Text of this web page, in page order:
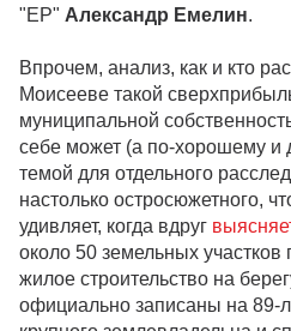
"ЕР" Александр Емелин.
Впрочем, анализ, как и кто
Моисееве такой
муниципальной
себе может (а по-хорошему и
темой для отдельного
настолько остросюжетного,
удивляет, когда вдруг
около 50 земельных
жилое строительство на
официально записаны на 89-